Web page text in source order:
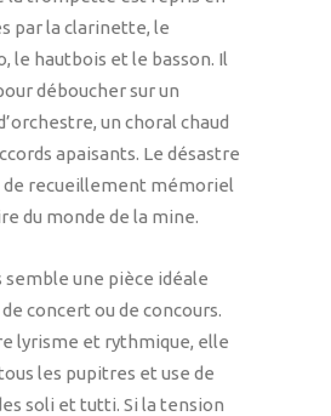
par la clarinette, le
le hautbois et le basson. Il
déboucher sur un
un choral chaud
apaisants. Le désastre
recueillement mémoriel
du monde de la mine.
semble une pièce idéale
concert ou de concours.
lyrisme et rythmique, elle
les pupitres et use de
soli et tutti. Si la tension